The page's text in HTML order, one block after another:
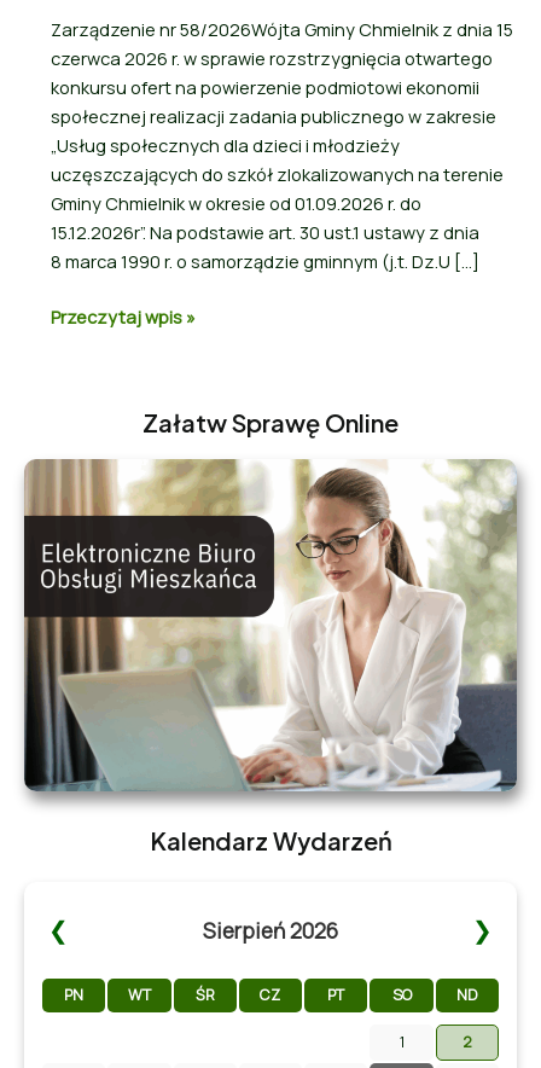
Zarządzenie nr 58/2026Wójta Gminy Chmielnik z dnia 15
czerwca 2026 r. w sprawie rozstrzygnięcia otwartego
konkursu ofert na powierzenie podmiotowi ekonomii
społecznej realizacji zadania publicznego w zakresie
„Usług społecznych dla dzieci i młodzieży
uczęszczających do szkół zlokalizowanych na terenie
Gminy Chmielnik w okresie od 01.09.2026 r. do
15.12.2026r”. Na podstawie art. 30 ust.1 ustawy z dnia
8 marca 1990 r. o samorządzie gminnym (j.t. Dz.U […]
Przeczytaj wpis »
Załatw Sprawę Online
Kalendarz Wydarzeń
❮ Sierpień 2026 ❯
PN WT ŚR CZ PT SO ND
1 2